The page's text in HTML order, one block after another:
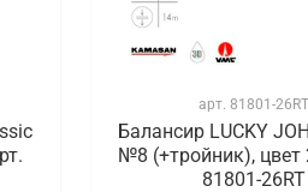
арт.81801-26RT
Балансир LUCKY
№8 (+тройник), цвет
81801-26RT